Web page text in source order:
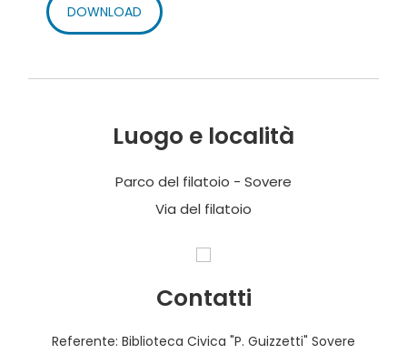
DOWNLOAD
Luogo e località
Parco del filatoio - Sovere
Via del filatoio
Contatti
Referente: Biblioteca Civica "P. Guizzetti" Sovere